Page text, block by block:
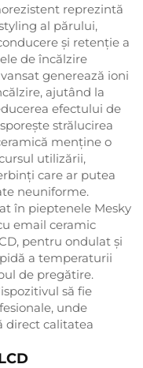
reprezintă
al părului,
și retenție a
de încălzire
generează ioni
ajutând la
efectului de
strălucirea
menține o
utilizării,
care ar putea
neuniforme.
în pieptenele Mesky
email ceramic
pentru ondulat și
a temperaturii
de pregătire.
să fie
unde
direct calitatea